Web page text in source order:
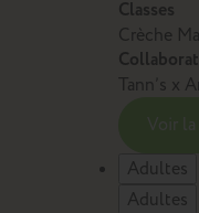
Classes
Crèche
Tann’s x
Adultes
Adultes